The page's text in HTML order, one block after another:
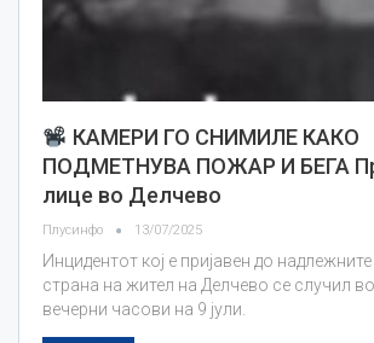
КАМЕРИ ГО СНИМИЛЕ КАКО
ПОДМЕТНУВА ПОЖАР И БЕГА
лице во Делчево
Плусинфо 13/07/2025
Инцидентот кој е пријавен до
страна на жител на Делчево се случил
вечерни часови на 9 јули.